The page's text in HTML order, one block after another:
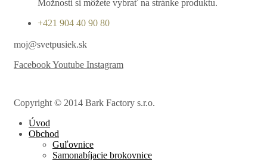
Možnosti si môžete vybrať na stránke produktu.
+421 904 40 90 80
moj@svetpusiek.sk
FacebookYoutube Instagram
Copyright © 2014 Bark Factory s.r.o.
Úvod
Obchod
Guľovnice
Samonabíjacie brokovnice